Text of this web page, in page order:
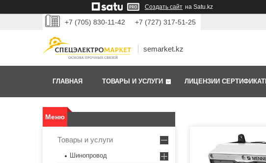
Создать сайт на Satu.kz
+7 (705) 830-11-42 +7 (727) 317-51-25
semarket.kz
ГЛАВНАЯ ТОВАРЫ И УСЛУГИ ЛИЦЕНЗИИ
Товары и услуги
Шинопровод